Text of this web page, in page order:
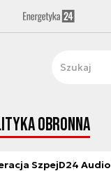
obronna
SzpejD24 Audio